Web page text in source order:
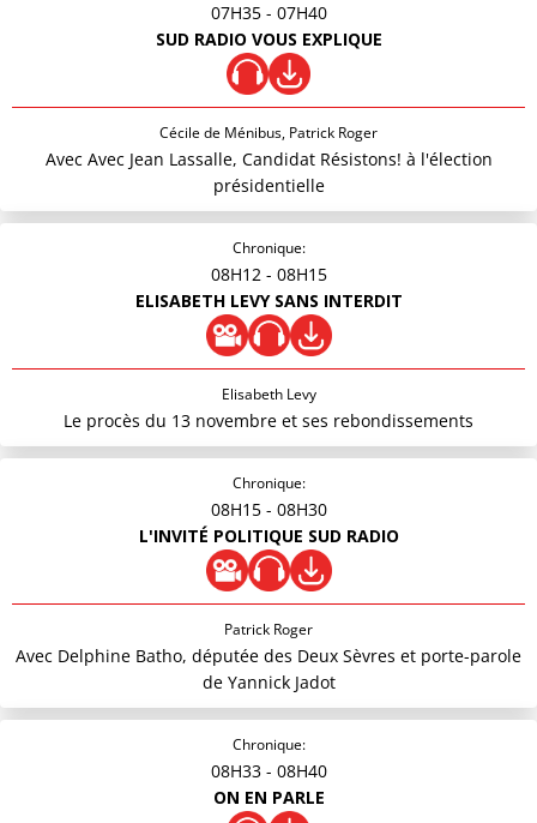
07H35 - 07H40
SUD RADIO VOUS EXPLIQUE
Cécile de Ménibus, Patrick Roger
Avec Avec Jean Lassalle, Candidat Résistons! à l'élection
présidentielle
Chronique:
08H12 - 08H15
ELISABETH LEVY SANS INTERDIT
Elisabeth Levy
Le procès du 13 novembre et ses rebondissements
Chronique:
08H15 - 08H30
L'INVITÉ POLITIQUE SUD RADIO
Patrick Roger
Avec Delphine Batho, députée des Deux Sèvres et porte-parole
de Yannick Jadot
Chronique:
08H33 - 08H40
ON EN PARLE